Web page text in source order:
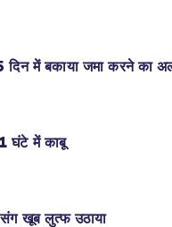
में बकाया जमा करने का
घंटे में काबू
खूब लुत्फ उठाया